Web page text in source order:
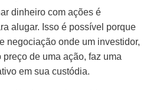
dinheiro com ações é
alugar. Isso é possível porque
negociação onde um investidor,
de uma ação, faz uma
em sua custódia.